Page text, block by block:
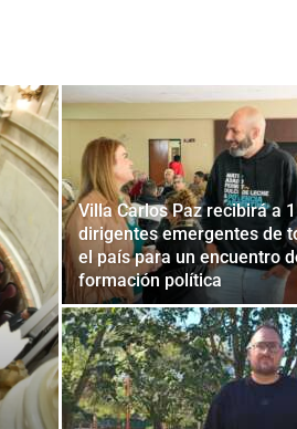
Villa Carlos Paz recibirá a
dirigentes emergentes de
el país para un encuentro
formación política